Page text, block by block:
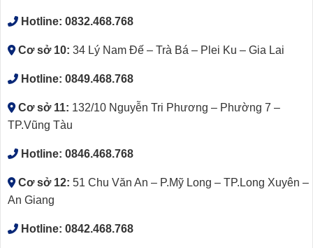
Hotline: 0832.468.768
Cơ sở 10: 34 Lý Nam Đế – Trà Bá – Plei Ku – Gia Lai
Hotline: 0849.468.768
Cơ sở 11: 132/10 Nguyễn Tri Phương – Phường 7 –
TP.Vũng Tàu
Hotline: 0846.468.768
Cơ sở 12: 51 Chu Văn An – P.Mỹ Long – TP.Long Xuyên –
An Giang
Hotline: 0842.468.768